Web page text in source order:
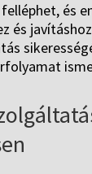
és
és